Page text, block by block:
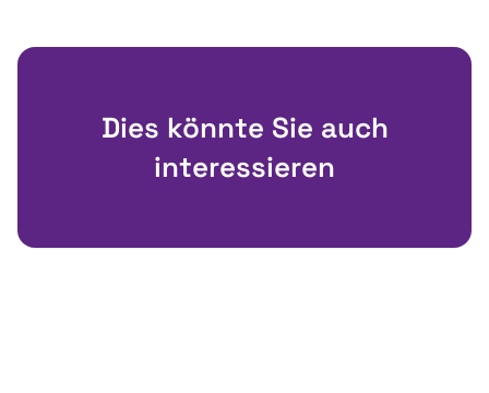
Dies könnte Sie auch
interessieren